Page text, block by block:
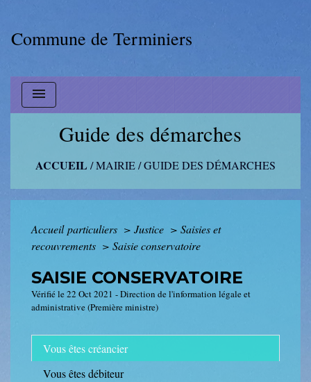
Commune de Terminiers
menu
Guide des démarches
ACCUEIL /MAIRIE/GUIDE DES DÉMARCHES
Accueil particuliers > Justice > Saisies et
recouvrements > Saisie conservatoire
SAISIE CONSERVATOIRE
Vérifié le 22 Oct 2021 - Direction de l'information légale et
administrative (Première ministre)
Vous êtes créancier
Vous êtes débiteur